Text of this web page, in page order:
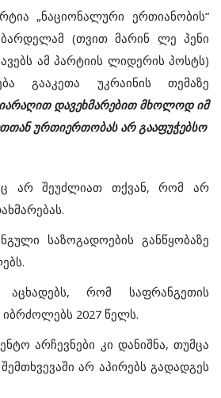
„ნაციონალური ერთიანობის“
ბარდელამ (თვით მარინ ლე პენი
ამ პარტიის ლიდერის პოსტს)
გააკეთა უკრაინის
თემაზე
იარაღით დავეხმარებით მხოლოდ იმ
ურთიერთობას არ გააფუჭებსო
არ შეუძლიათ თქვან,რომ
არ
.
საზოგადოების განწყობაზე
.
აცხადებს,რომ
საფრანგეთის
იბრძოლებს 2027 წელს.
არჩევნები კი დანიშნა,თუმცა
შემთხვევაში არ აპირებს გადადგეს